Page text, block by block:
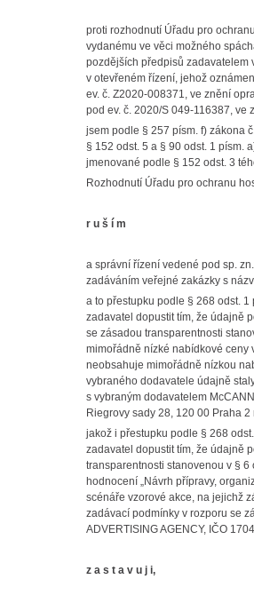
proti rozhodnutí Úřadu pro
vydanému ve věci možného
pozdějších předpisů zadavatelem
v otevřeném řízení, jehož
ev. č. Z2020-008371, ve znění
pod ev. č. 2020/S 049-116387, ve
jsem podle § 257 písm. f) zákona
§ 152 odst. 5 a § 90 odst. 1 písm.
jmenované podle § 152 odst. 3
Rozhodnutí Úřadu pro ochranu
r u š í m
a správní řízení vedené pod sp.
zadáváním veřejné zakázky s
a to přestupku podle § 268 odst.
zadavatel dopustit tím, že údajně
se zásadou transparentnosti
mimořádně nízké nabídkové
neobsahuje mimořádně nízkou
vybraného dodavatele údajně
s vybraným dodavatelem
Riegrovy sady 28, 120 00 Praha
jakož i přestupku podle § 268
zadavatel dopustit tím, že údajně
transparentnosti stanovenou v §
hodnocení „Návrh přípravy,
scénáře vzorové akce, na jejichž
zadávací podmínky v rozporu se
ADVERTISING AGENCY, IČO
z a s t a v u j i,